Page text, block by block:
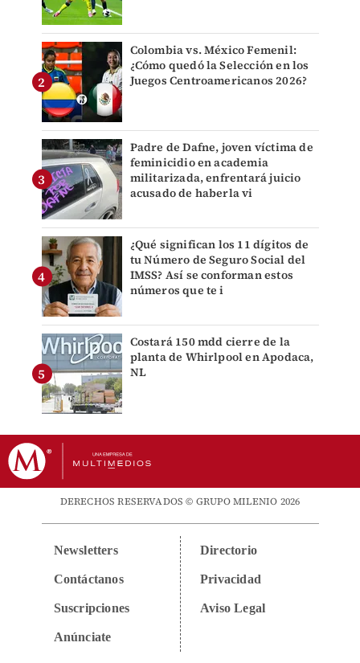
Colombia vs. México Femenil:
¿Cómo quedó la Selección en los
Juegos Centroamericanos 2026?
Padre de Dafne, joven víctima de
feminicidio en academia
militarizada, enfrentará juicio
acusado de haberla vi
¿Qué significan los 11 dígitos de
tu Número de Seguro Social del
IMSS? Así se conforman estos
números que te i
Costará 150 mdd cierre de la
planta de Whirlpool en Apodaca,
NL
DERECHOS RESERVADOS © GRUPO MILENIO 2026
Newsletters
Contáctanos
Suscripciones
Anúnciate
Directorio
Privacidad
Aviso Legal